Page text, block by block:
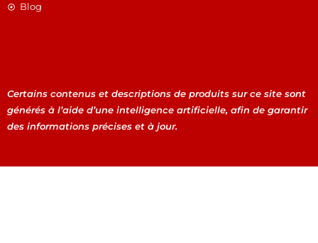
Blog
Certains contenus et descriptions de produits sur ce site sont
générés à l’aide d’une intelligence artificielle, afin de garantir
des informations précises et à jour.